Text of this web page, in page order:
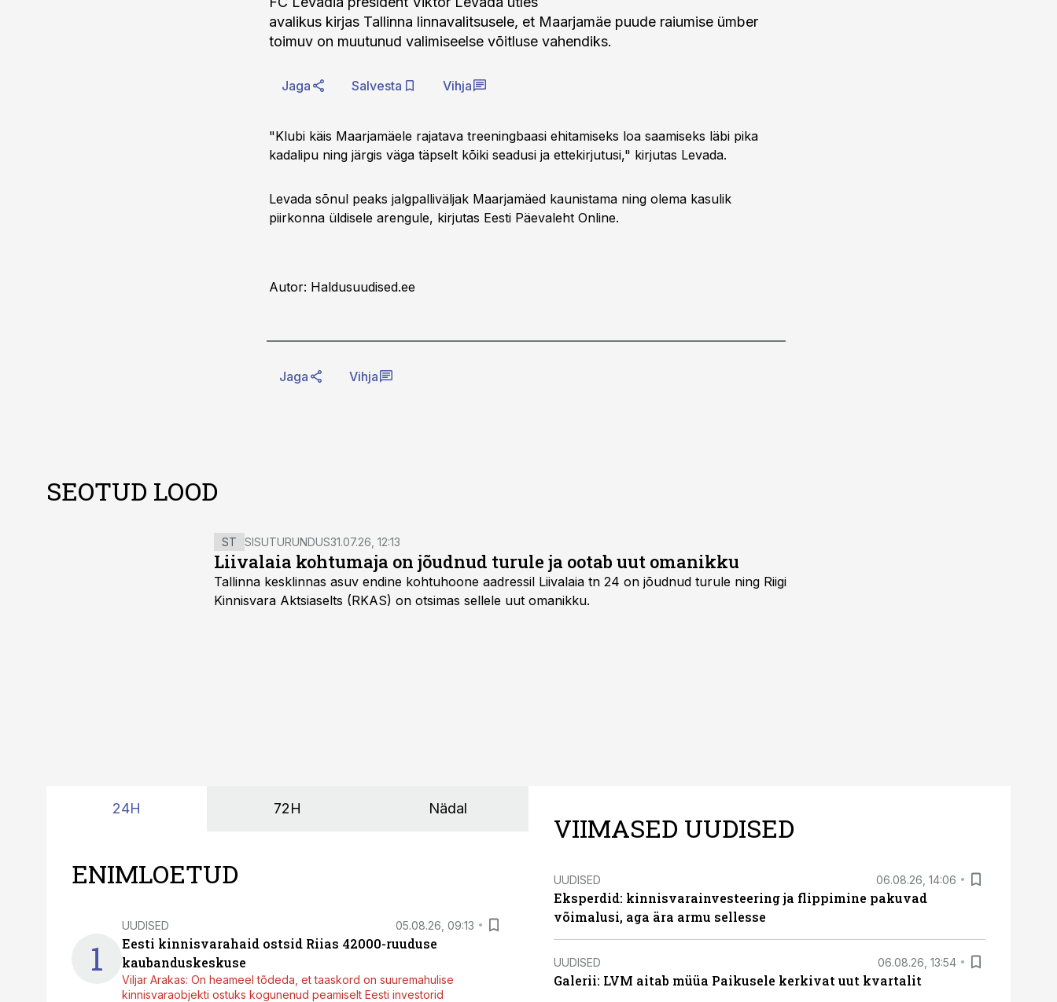
avalikus kirjas Tallinna linnavalitsusele, et Maarjamäe puude raiumise ümber
toimuv on muutunud valimiseelse võitluse vahendiks.
Jaga Salvesta Vihja
"Klubi käis Maarjamäele rajatava treeningbaasi ehitamiseks loa saamiseks läbi pika
kadalipu ning järgis väga täpselt kõiki seadusi ja ettekirjutusi," kirjutas Levada.
Levada sõnul peaks jalgpalliväljak Maarjamäed kaunistama ning olema kasulik
piirkonna üldisele arengule, kirjutas Eesti Päevaleht Online.
Autor: Haldusuudised.ee
Jaga Vihja
SEOTUD LOOD
ST SISUTURUNDUS31.07.26, 12:13
Liivalaia kohtumaja on jõudnud turule ja ootab uut omanikku
Tallinna kesklinnas asuv endine kohtuhoone aadressil Liivalaia tn 24 on jõudnud turule ning Riigi
Kinnisvara Aktsiaselts (RKAS) on otsimas sellele uut omanikku.
24H 72H Nädal
ENIMLOETUD
1
UUDISED 05.08.26, 09:13
Eesti kinnisvarahaid ostsid Riias 42000-ruuduse
kaubanduskeskuse
Viljar Arakas: On heameel tõdeda, et taaskord on suuremahulise
kinnisvaraobjekti ostuks kogunenud peamiselt Eesti investorid
VIIMASED UUDISED
UUDISED 06.08.26, 14:06
Eksperdid: kinnisvarainvesteering ja flippimine pakuvad
võimalusi, aga ära armu sellesse
UUDISED 06.08.26, 13:54
Galerii: LVM aitab müüa Paikusele kerkivat uut kvartalit